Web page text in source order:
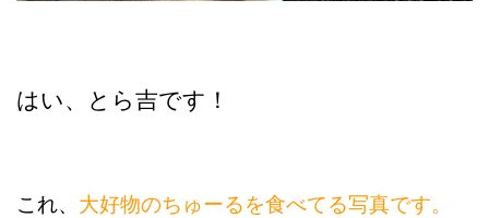
はい、とら吉です！
これ、 大好物のちゅーるを食べてる写真です。